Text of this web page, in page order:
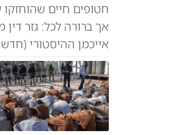
חטופים חיים
אך ברורה לכל: גזר
אייכמן ההיסטורי